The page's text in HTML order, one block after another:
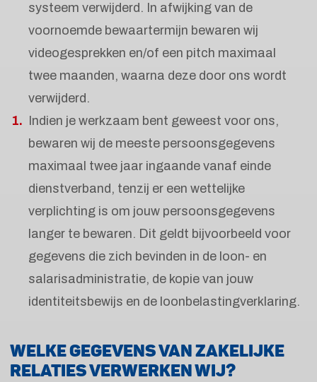
systeem verwijderd. In afwijking van de
voornoemde bewaartermijn bewaren wij
videogesprekken en/of een pitch maximaal
twee maanden, waarna deze door ons wordt
verwijderd.
Indien je werkzaam bent geweest voor ons,
bewaren wij de meeste persoonsgegevens
maximaal twee jaar ingaande vanaf einde
dienstverband, tenzij er een wettelijke
verplichting is om jouw persoonsgegevens
langer te bewaren. Dit geldt bijvoorbeeld voor
gegevens die zich bevinden in de loon- en
salarisadministratie, de kopie van jouw
identiteitsbewijs en de loonbelastingverklaring.
WELKE GEGEVENS VAN ZAKELIJKE
RELATIES VERWERKEN WIJ?